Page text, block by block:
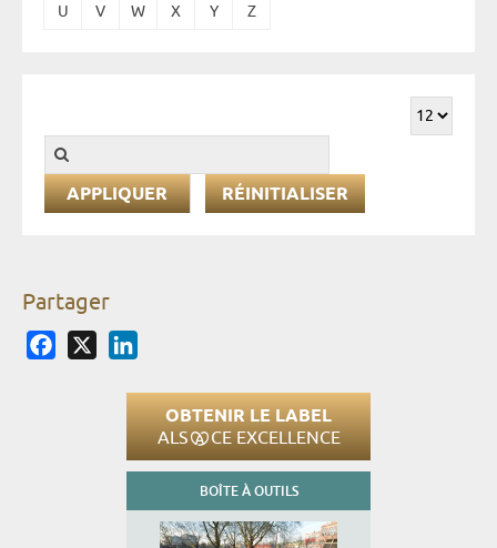
U V W X Y Z
RÉINITIALISER
Partager
Facebook
OBTENIR LE LABEL
ALS CE EXCELLENCE
BOÎTE À OUTILS